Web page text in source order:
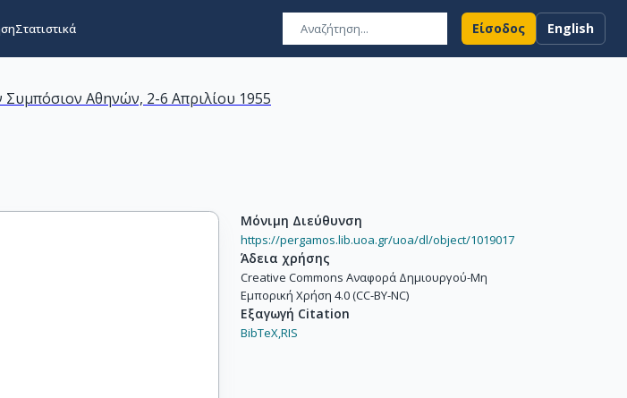
Στατιστικά Είσοδος English
Αθηνών, 2-6 Απριλίου 1955
Μόνιμη Διεύθυνση
https://pergamos.lib.uoa.gr/uoa/dl/object/1019017
Άδεια χρήσης
Creative Commons Αναφορά Δημιουργού-Μη
Εμπορική Χρήση 4.0 (CC-BY-NC)
Εξαγωγή Citation
BibTeX,RIS